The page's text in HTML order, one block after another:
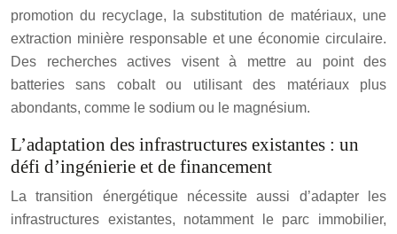
promotion du recyclage, la substitution de matériaux, une
extraction minière responsable et une économie circulaire.
Des recherches actives visent à mettre au point des
batteries sans cobalt ou utilisant des matériaux plus
abondants, comme le sodium ou le magnésium.
L’adaptation des infrastructures existantes : un
défi d’ingénierie et de financement
La transition énergétique nécessite aussi d’adapter les
infrastructures existantes, notamment le parc immobilier,